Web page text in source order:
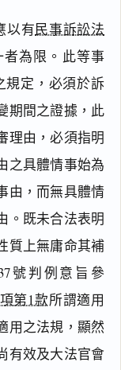
以有民事訴訟法
為限。此等事
規定，必須於訴
期間之證據，此
理由，必須指明
之具體情事始為
由，而無具體情
。既未合法表明
質上無庸命其補
號判例意旨參
第1款所謂適用
用之法規，顯然
有效及大法官會